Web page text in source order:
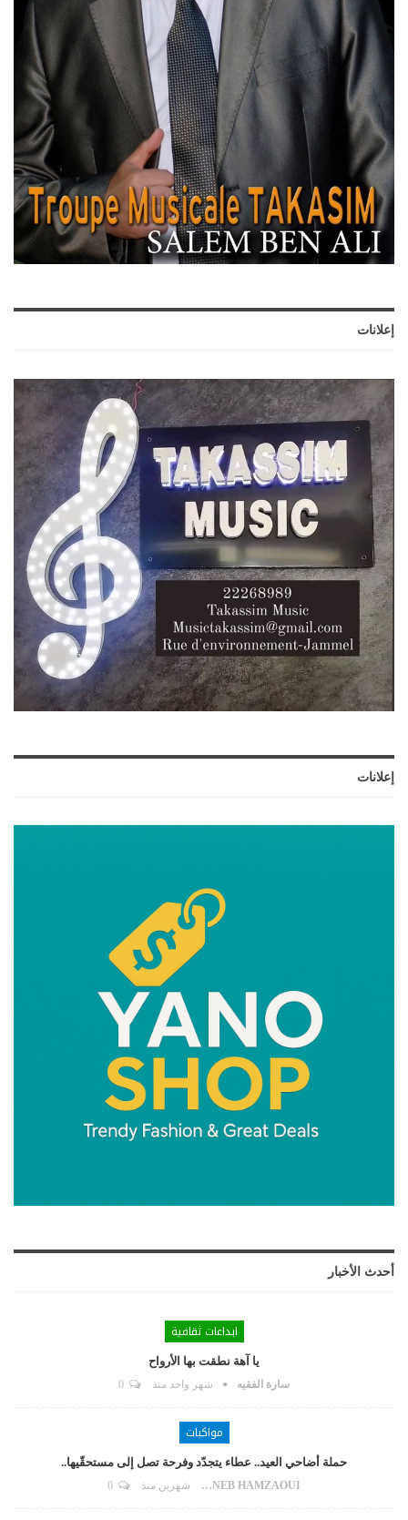
إعلانات
إعلانات
أحدث الأخبار
ابداعات ثقافية
يا آهة نطقت بها الأرواح
سارة الفقيه شهر واحد منذ
مواكبات
حملة أضاحي العيد.. عطاء يتجدّد وفرحة تصل إلى مستحقّيها..
ZAYNEB HAMZAOUI شهرين منذ